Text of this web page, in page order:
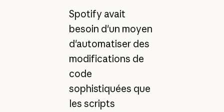
Spotify avait
besoin d'un moyen
d'automatiser des
modifications de
code
sophistiquées que
les scripts